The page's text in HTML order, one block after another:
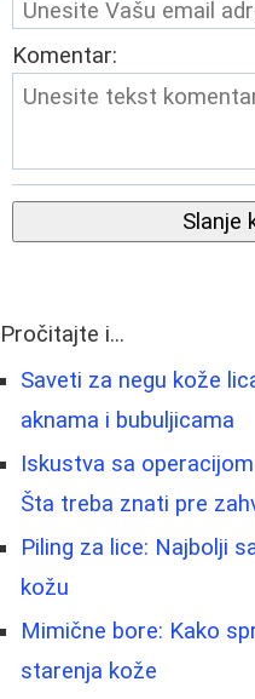
Komentar:
Slanje
Pročitajte i...
Saveti za negu kože
aknama i bubuljicama
Iskustva sa
Šta treba znati pre
Piling za lice: Najbolji
kožu
Mimične bore: Kako
starenja kože